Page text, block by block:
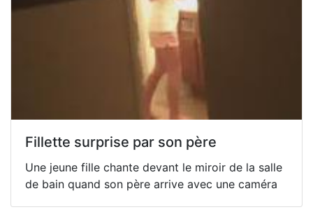
Fillette surprise par son père
Une jeune fille chante devant le miroir de la salle
de bain quand son père arrive avec une caméra